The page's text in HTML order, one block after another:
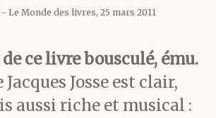
ombres, n’ont
tard le soir,
chez lui, un
Le Monde des livres, 25 mars 2011
ce livre bousculé, ému.
Josse est clair,
aussi riche et musical :